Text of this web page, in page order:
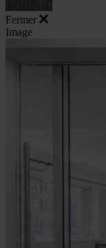
Fermer
Image